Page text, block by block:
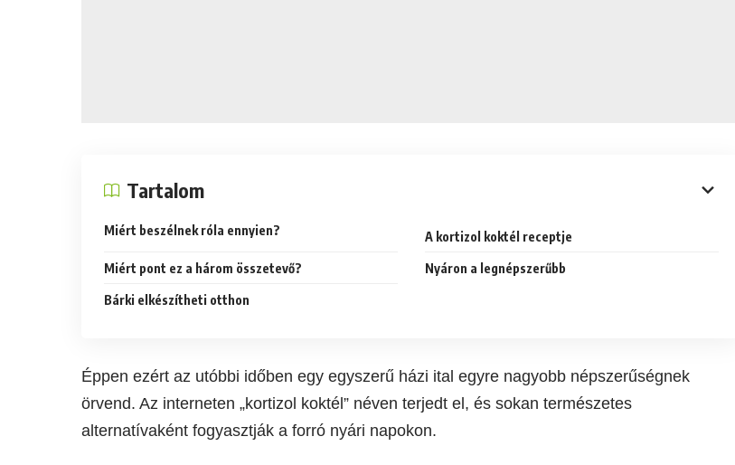
Tartalom
Miért beszélnek róla ennyien? A kortizol koktél receptje
Miért pont ez a három összetevő? Nyáron a legnépszerűbb
Bárki elkészítheti otthon
Éppen ezért az utóbbi időben egy egyszerű házi ital egyre nagyobb népszerűségnek
örvend. Az interneten „kortizol koktél” néven terjedt el, és sokan természetes
alternatívaként fogyasztják a forró nyári napokon.